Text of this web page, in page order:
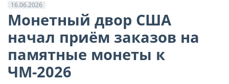
16.06.2026
Монетный двор США
начал приём заказов на
памятные монеты к
ЧМ-2026